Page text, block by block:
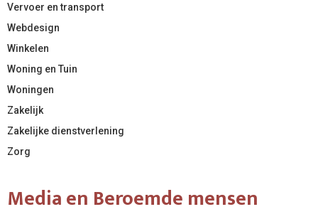
Vervoer en transport
Webdesign
Winkelen
Woning en Tuin
Woningen
Zakelijk
Zakelijke dienstverlening
Zorg
Media en Beroemde mensen